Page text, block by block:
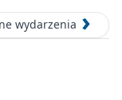
wydarzenia